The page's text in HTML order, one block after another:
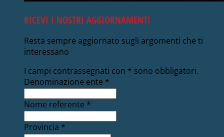
RICEVI I NOSTRI AGGIORNAMENTI
Resta sempre aggiornato sugli argomenti che ti
interessano
I campi contrassegnati con * sono obbligatori.
Denominazione ente *
Nome referente *
Provincia *